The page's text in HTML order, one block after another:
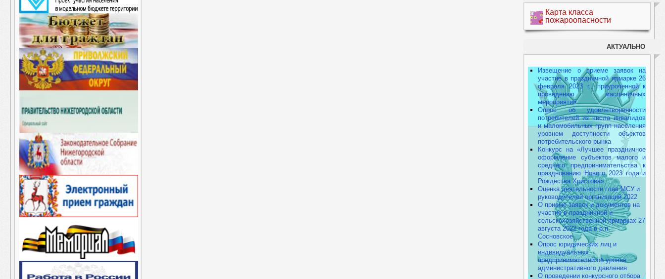
Карта класса
пожароопасности
АКТУАЛЬНО
Извещение о приеме заявок на
участие в праздничной ярмарке 26
февраля 2023 г., приуроченной к
проведению масленичных
мероприятий
Опрос об удовлетворенности
потребителей из числа инвалидов
и маломобильных групп населения
уровнем доступности объектов
потребительского рынка
Конкурс на «Лучшее праздничное
оформление субъектов малого и
среднего предпринимательства к
празднованию Нового 2023 года и
Рождества Христова»
Оценка деятельности глав МСУ и
руководителей организаций 2022
О приеме заявок и документов на
участие в праздничной и
сельскохозяйственной ярмарках 27
августа 2022 года в р.п.
Сосновское
Опрос юридических лиц и
индивидуальных
предпринимателей об уровне
административного давления
О проведении конкурсного отбора